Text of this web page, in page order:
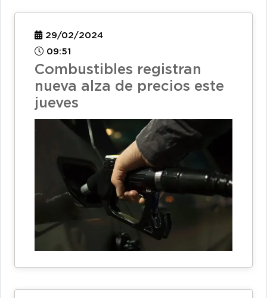
29/02/2024
09:51
Combustibles registran
nueva alza de precios este
jueves